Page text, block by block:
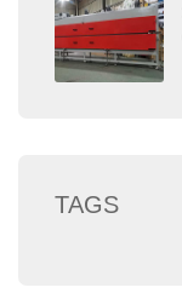
TAGS